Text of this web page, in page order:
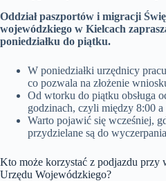
Oddział paszportów i migracji
wojewódzkiego w Kielcach
poniedziałku do piątku.
W poniedziałki urzędnicy
co pozwala na złożenie
Od wtorku do piątku obsługa
godzinach, czyli między 8:00 a
Warto pojawić się wcześniej,
przydzielane są do
Kto może korzystać z podjazdu przy
Urzędu Wojewódzkiego?